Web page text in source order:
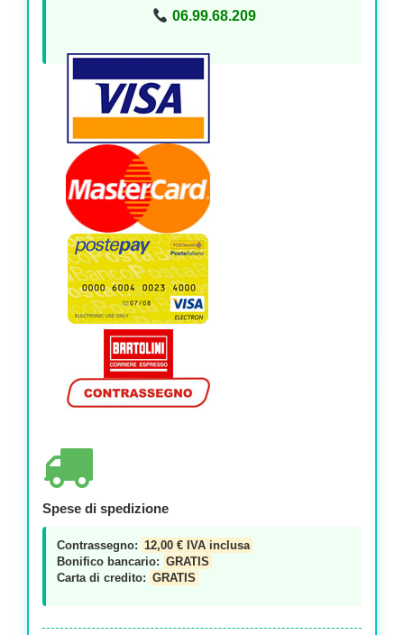
06.99.68.209
Spese di spedizione
Contrassegno: 12,00 € IVA inclusa
Bonifico bancario: GRATIS
Carta di credito: GRATIS